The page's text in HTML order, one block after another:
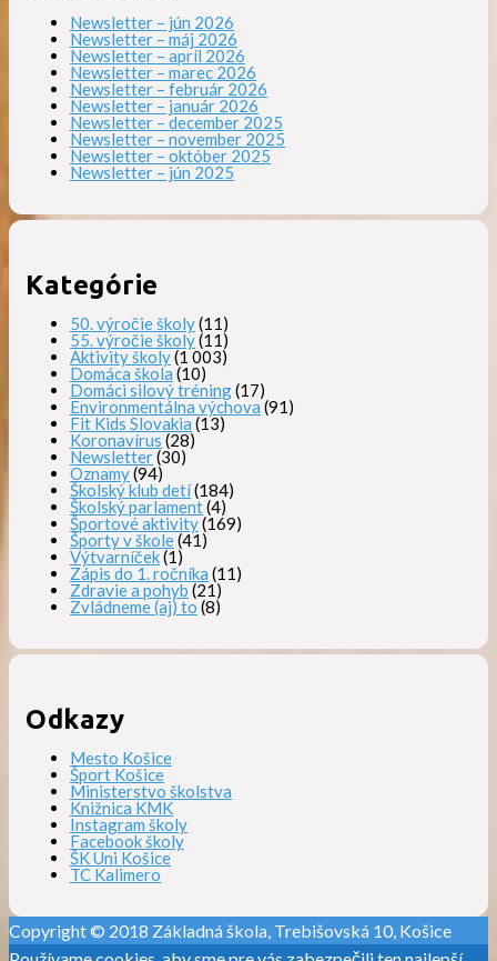
Newsletter – jún 2026
Newsletter – máj 2026
Newsletter – apríl 2026
Newsletter – marec 2026
Newsletter – február 2026
Newsletter – január 2026
Newsletter – december 2025
Newsletter – november 2025
Newsletter – október 2025
Newsletter – jún 2025
Kategórie
50. výročie školy(11)
55. výročie školy(11)
Aktivity školy(1 003)
Domáca škola (10)
Domáci silový tréning(17)
Environmentálna výchova (91)
Fit Kids Slovakia (13)
Koronavírus (28)
Newsletter(30)
Oznamy(94)
Školský klub detí(184)
Školský parlament(4)
Športové aktivity(169)
Športy v škole(41)
Výtvarníček(1)
Zápis do 1. ročníka (11)
Zdravie a pohyb (21)
Zvládneme (aj) to (8)
Odkazy
Mesto Košice
Šport Košice
Ministerstvo školstva
Knižnica KMK
Instagram školy
Facebook školy
ŠK Uni Košice
TC Kalimero
Copyright © 2018 Základná škola, Trebišovská 10, Košice